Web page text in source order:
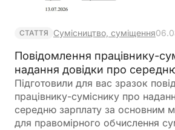
СТАТТЯ Сумісництво, суміщення
Повідомлення працівнику-
надання довідки про
Підготовили для вас зразок
працівнику-суміснику про
середню зарплату за основним
для правомірного обчислення